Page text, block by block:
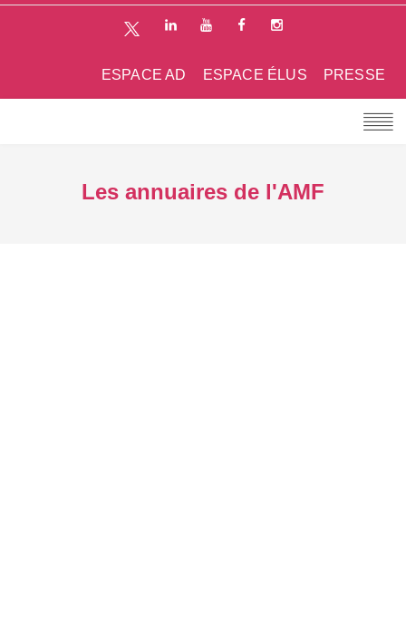
PRESSE
ESPACE ÉLUS
ESPACE AD
Les annuaires de l'AMF